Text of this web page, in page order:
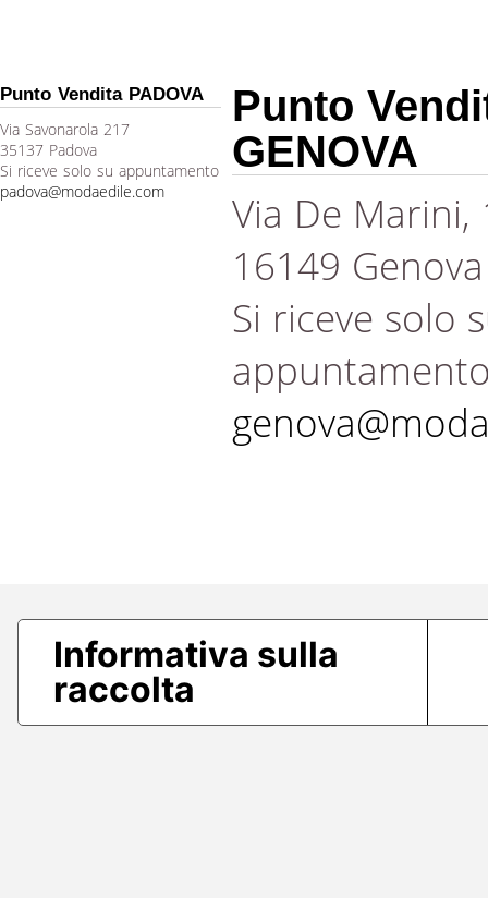
Punto Vendita PADOVA
Via Savonarola 217
35137 Padova
Si riceve solo su appuntamento
padova@modaedile.com
Punto
GENOVA
Via De Marini,
16149 Genova
Si riceve solo
Informativa sulla
raccolta